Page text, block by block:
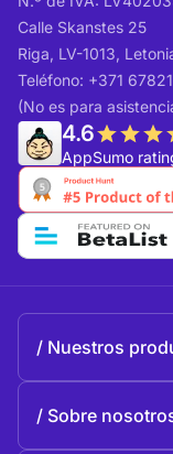
Calle Skanstes 25
Riga, LV-1013,
Teléfono: +371
(No es para
4.6
AppSumo
Nuestros
Sobre